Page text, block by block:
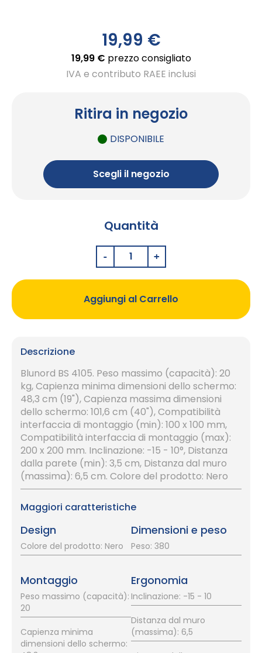
19,99 €
19,99 € prezzo consigliato
IVA e contributo RAEE inclusi
Ritira in negozio
DISPONIBILE
Scegli il negozio
Quantità
Aggiungi al Carrello
Descrizione
Blunord BS 4105. Peso massimo (capacità): 20
kg, Capienza minima dimensioni dello schermo:
48,3 cm (19"), Capienza massima dimensioni
dello schermo: 101,6 cm (40"), Compatibilità
interfaccia di montaggio (min): 100 x 100 mm,
Compatibilità interfaccia di montaggio (max):
200 x 200 mm. Inclinazione: -15 - 10°, Distanza
dalla parete (min): 3,5 cm, Distanza dal muro
(massima): 6,5 cm. Colore del prodotto: Nero
Maggiori caratteristiche
Design
Colore del prodotto: Nero
Montaggio
Peso massimo (capacità):
20
Capienza minima
dimensioni dello schermo:
Dimensioni e peso
Peso: 380
Ergonomia
Inclinazione: -15 - 10
Distanza dal muro
(massima): 6,5